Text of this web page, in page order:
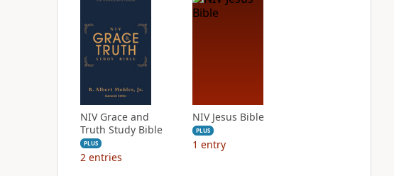
NIV Grace and
Truth Study Bible
PLUS
2 entries
NIV Jesus Bible
PLUS
1 entry